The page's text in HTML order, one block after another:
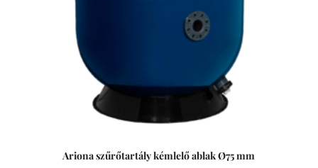
Ariona szűrőtartály kémlelő ablak Ø75 mm